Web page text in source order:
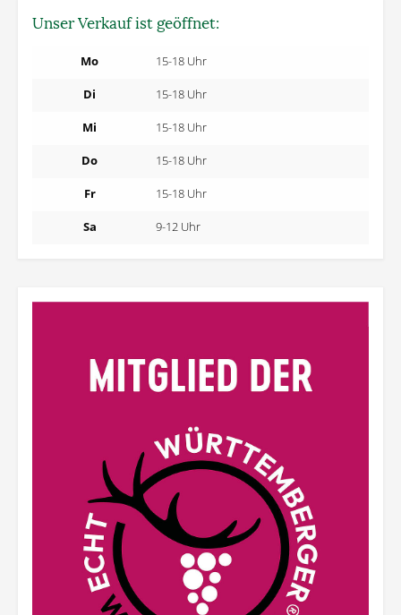
Unser Verkauf ist geöffnet:
Mo 15-18 Uhr
Di 15-18 Uhr
Mi 15-18 Uhr
Do 15-18 Uhr
Fr 15-18 Uhr
Sa 9-12 Uhr